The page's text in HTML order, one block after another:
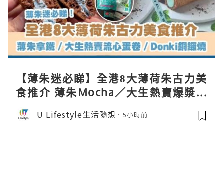
【薄朱迷必睇】全港8大薄荷朱古力美
食推介 薄朱Mocha／大生熱賣爆漿蛋
卷／Donki銅鑼燒
U Lifestyle生活隨想 5小時前